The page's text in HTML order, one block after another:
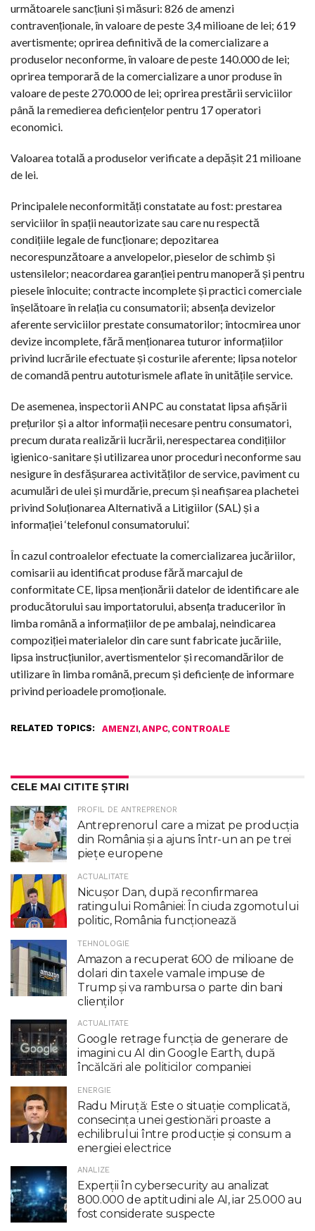
următoarele sancțiuni și măsuri: 826 de amenzi
contravenționale, în valoare de peste 3,4 milioane de lei; 619
avertismente; oprirea definitivă de la comercializare a
produselor neconforme, în valoare de peste 140.000 de lei;
oprirea temporară de la comercializare a unor produse în
valoare de peste 270.000 de lei; oprirea prestării serviciilor
până la remedierea deficiențelor pentru 17 operatori
economici.
Valoarea totală a produselor verificate a depășit 21 milioane
de lei.
Principalele neconformități constatate au fost: prestarea
serviciilor în spații neautorizate sau care nu respectă
condițiile legale de funcționare; depozitarea
necorespunzătoare a anvelopelor, pieselor de schimb și
ustensilelor; neacordarea garanției pentru manoperă și pentru
piesele înlocuite; contracte incomplete și practici comerciale
înșelătoare în relația cu consumatorii; absența devizelor
aferente serviciilor prestate consumatorilor; întocmirea unor
devize incomplete, fără menționarea tuturor informațiilor
privind lucrările efectuate și costurile aferente; lipsa notelor
de comandă pentru autoturismele aflate în unitățile service.
De asemenea, inspectorii ANPC au constatat lipsa afișării
prețurilor și a altor informații necesare pentru consumatori,
precum durata realizării lucrării, nerespectarea condițiilor
igienico-sanitare și utilizarea unor proceduri neconforme sau
nesigure în desfășurarea activităților de service, paviment cu
acumulări de ulei și murdărie, precum și neafișarea plachetei
privind Soluționarea Alternativă a Litigiilor (SAL) și a
informației ‘telefonul consumatorului’.
În cazul controalelor efectuate la comercializarea jucăriilor,
comisarii au identificat produse fără marcajul de
conformitate CE, lipsa menționării datelor de identificare ale
producătorului sau importatorului, absența traducerilor în
limba română a informațiilor de pe ambalaj, neindicarea
compoziției materialelor din care sunt fabricate jucăriile,
lipsa instrucțiunilor, avertismentelor și recomandărilor de
utilizare în limba română, precum și deficiențe de informare
privind perioadele promoționale.
RELATED TOPICS: AMENZI, ANPC, CONTROALE
CELE MAI CITITE ȘTIRI
PROFIL DE ANTREPRENOR
Antreprenorul care a mizat pe producția
din România și a ajuns într-un an pe trei
piețe europene
ACTUALITATE
Nicuşor Dan, după reconfirmarea
ratingului României: În ciuda zgomotului
politic, România funcţionează
TEHNOLOGIE
Amazon a recuperat 600 de milioane de
dolari din taxele vamale impuse de
Trump şi va rambursa o parte din bani
clienţilor
ACTUALITATE
Google retrage funcţia de generare de
imagini cu AI din Google Earth, după
încălcări ale politicilor companiei
ENERGIE
Radu Miruţă: Este o situaţie complicată,
consecinţa unei gestionări proaste a
echilibrului între producţie şi consum a
energiei electrice
ANALIZE
Experții în cybersecurity au analizat
800.000 de aptitudini ale AI, iar 25.000 au
fost considerate suspecte